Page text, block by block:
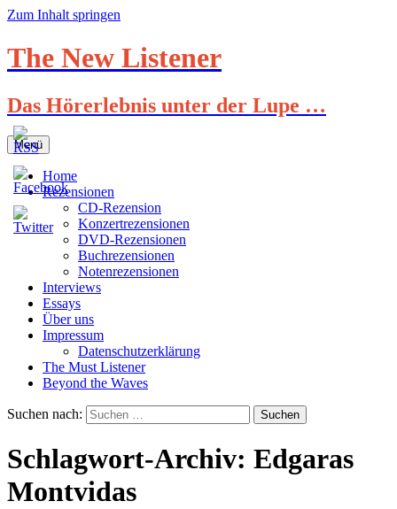
Zum Inhalt springen
The New Listener
Das Hörerlebnis unter der Lupe …
Menü
Home
Rezensionen
CD-Rezension
Konzertrezensionen
DVD-Rezensionen
Buchrezensionen
Notenrezensionen
Interviews
Essays
Über uns
Impressum
Datenschutzerklärung
The Must Listener
Beyond the Waves
Suchen nach:
Schlagwort-Archiv: Edgaras
Montvidas